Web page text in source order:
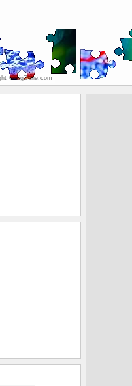
© JigZone.com